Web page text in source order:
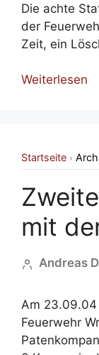
Die achte
der
Zeit, ein
Weiterlesen
Startseite ›
mit
Andreas
Am 23.09.04
Feuerwehr